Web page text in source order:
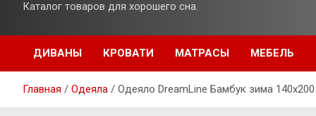
Каталог товаров для хорошего сна.
ДИВАНЫ КРОВАТИ МАТРАСЫ МЕБЕЛЬ
Главная Одеяла Одеяло DreamLine Бамбук зима 140х200